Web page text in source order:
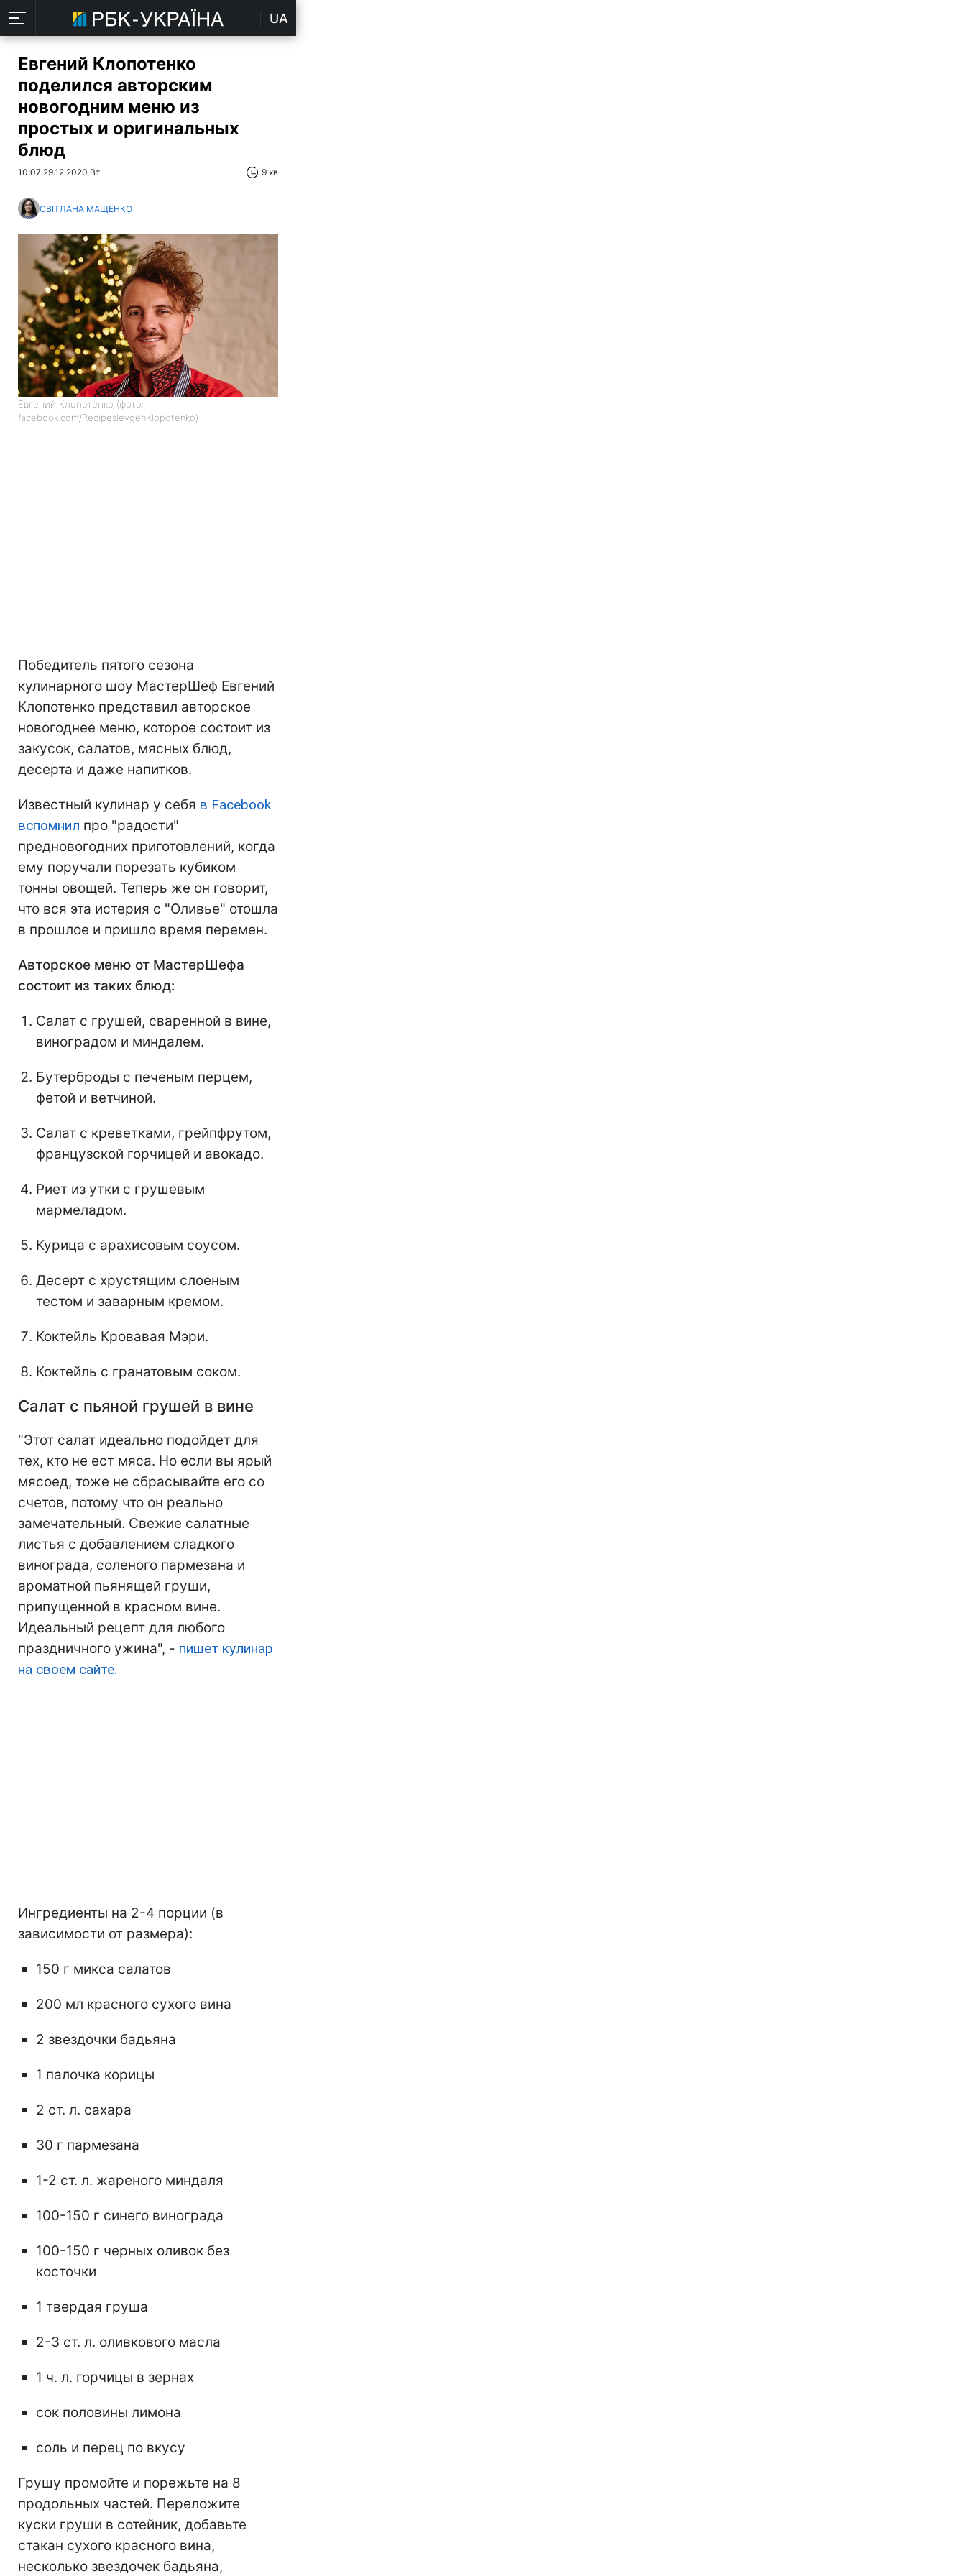
UA
Евгений Клопотенко
поделился авторским
новогодним меню из
простых и оригинальных
блюд
10:07 29.12.2020 Вт 9 хв
СВІТЛАНА МАЩЕНКО
Евгений Клопотенко (фото:
facebook.com/RecipesIevgenKlopotenko)
Победитель пятого сезона
кулинарного шоу МастерШеф Евгений
Клопотенко представил авторское
новогоднее меню, которое состоит из
закусок, салатов, мясных блюд,
десерта и даже напитков.
Известный кулинар у себя в Facebook
вспомнил про "радости"
предновогодних приготовлений, когда
ему поручали порезать кубиком
тонны овощей. Теперь же он говорит,
что вся эта истерия с "Оливье" отошла
в прошлое и пришло время перемен.
Авторское меню от МастерШефа
состоит из таких блюд:
Салат с грушей, сваренной в вине,
виноградом и миндалем.
Бутерброды с печеным перцем,
фетой и ветчиной.
Салат с креветками, грейпфрутом,
французской горчицей и авокадо.
Риет из утки с грушевым
мармеладом.
Курица с арахисовым соусом.
Десерт с хрустящим слоеным
тестом и заварным кремом.
Коктейль Кровавая Мэри.
Коктейль с гранатовым соком.
Салат с пьяной грушей в вине
"Этот салат идеально подойдет для
тех, кто не ест мяса. Но если вы ярый
мясоед, тоже не сбрасывайте его со
счетов, потому что он реально
замечательный. Свежие салатные
листья с добавлением сладкого
винограда, соленого пармезана и
ароматной пьянящей груши,
припущенной в красном вине.
Идеальный рецепт для любого
праздничного ужина", - пишет кулинар
на своем сайте.
Ингредиенты на 2-4 порции (в
зависимости от размера):
150 г микса салатов
200 мл красного сухого вина
2 звездочки бадьяна
1 палочка корицы
2 ст. л. сахара
30 г пармезана
1-2 ст. л. жареного миндаля
100-150 г синего винограда
100-150 г черных оливок без
косточки
1 твердая груша
2-3 ст. л. оливкового масла
1 ч. л. горчицы в зернах
сок половины лимона
соль и перец по вкусу
Грушу промойте и порежьте на 8
продольных частей. Переложите
куски груши в сотейник, добавьте
стакан сухого красного вина,
несколько звездочек бадьяна,